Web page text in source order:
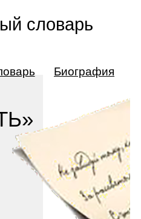
словарь
Биография